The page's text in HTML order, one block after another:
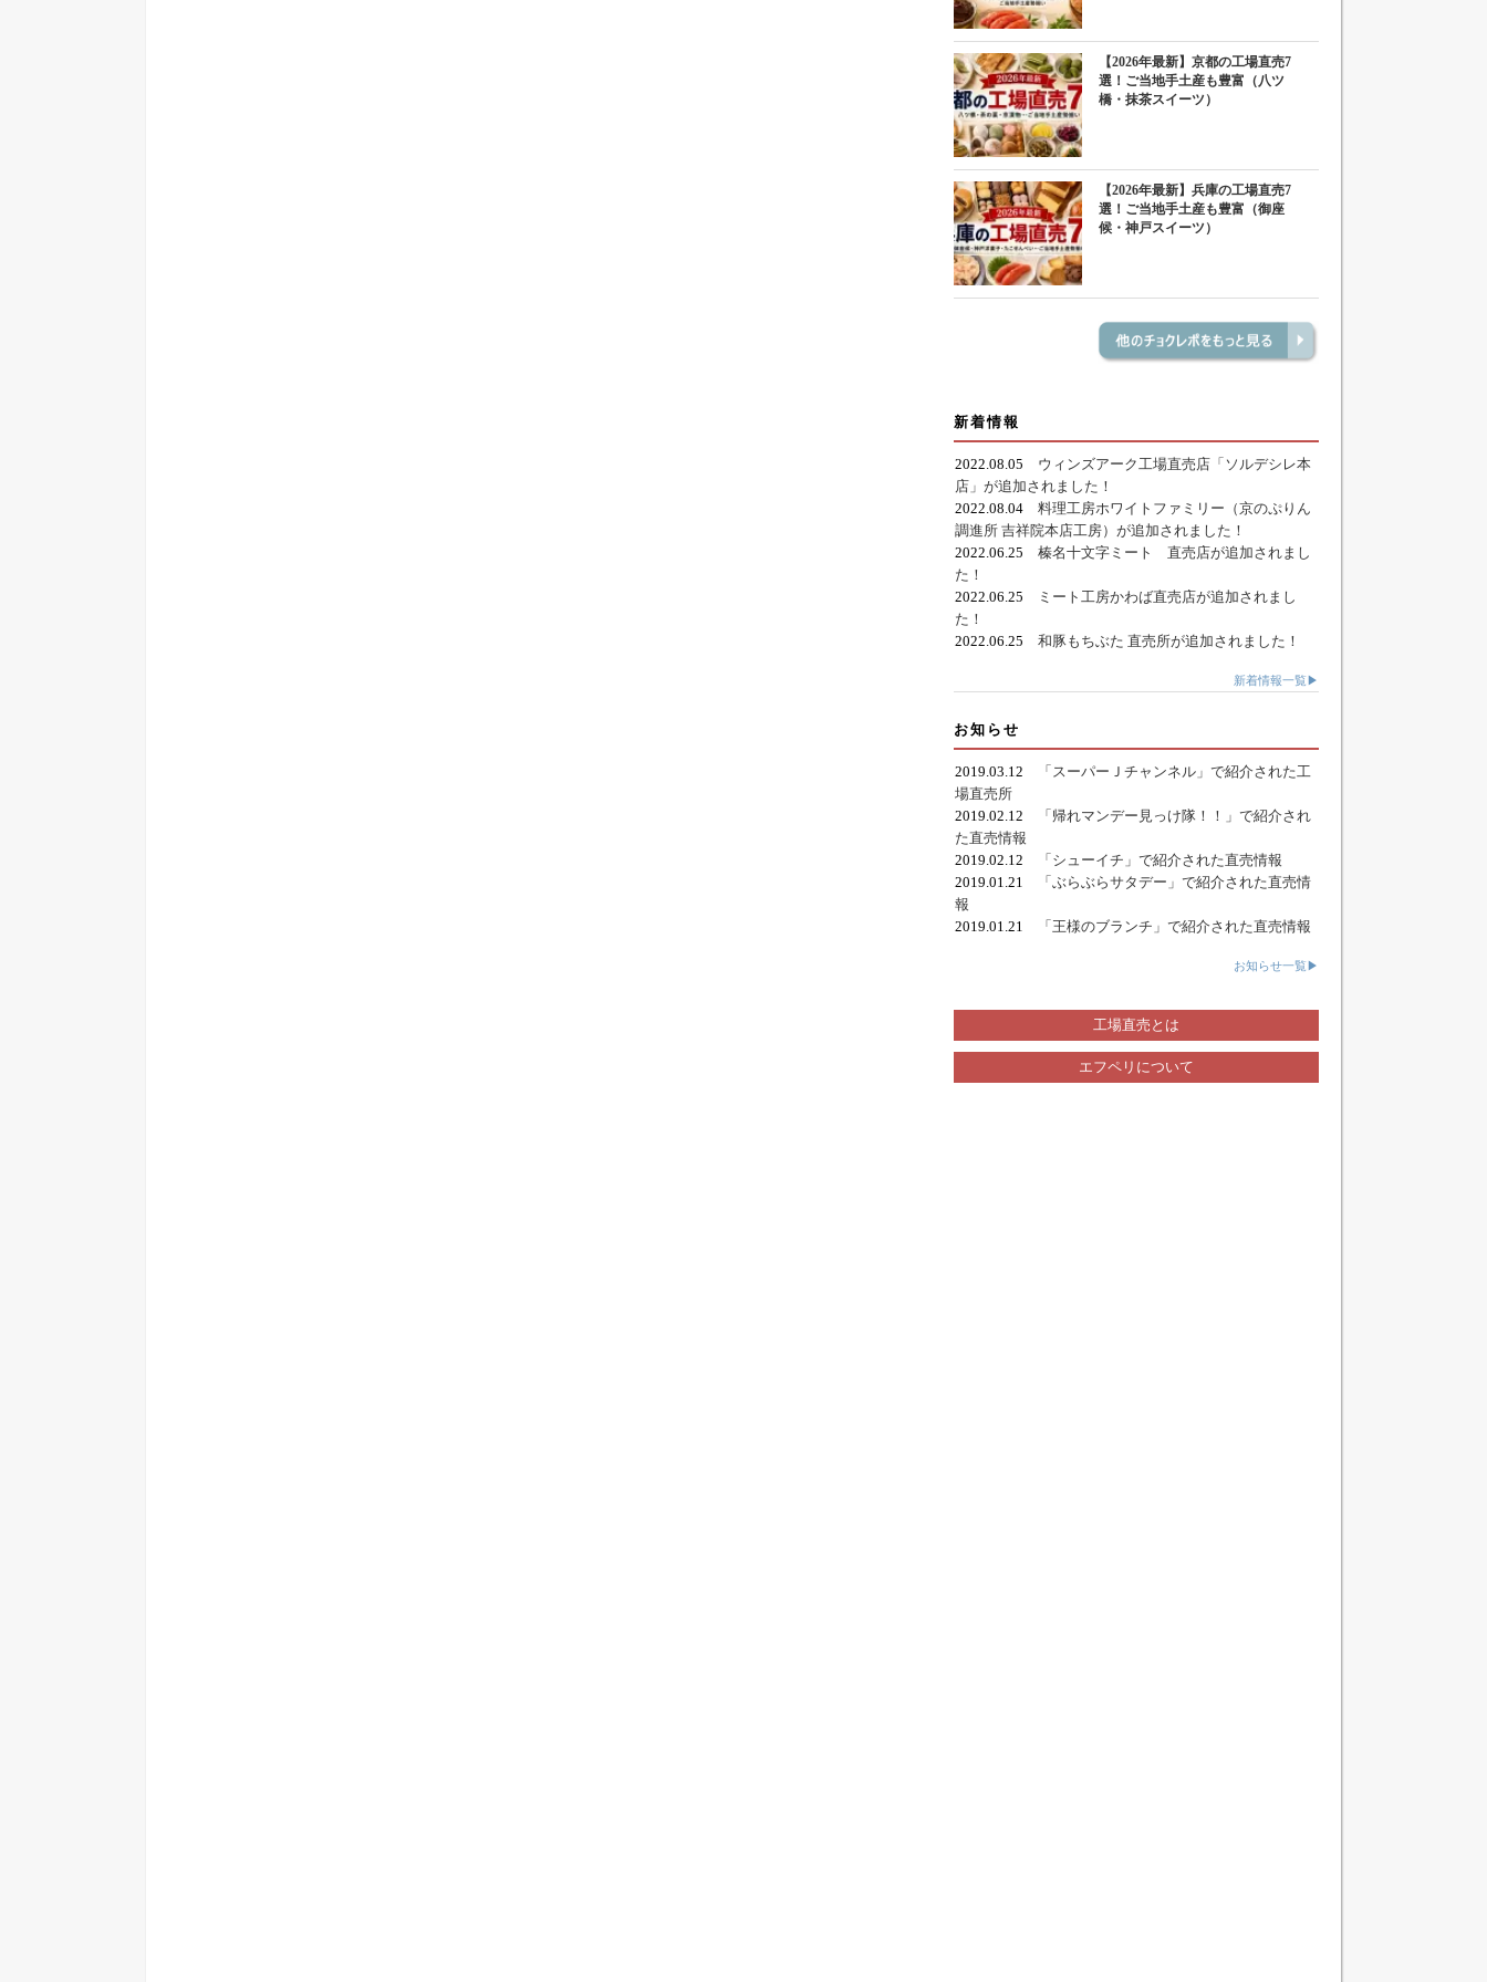
【2026年最新】京都の工場直売7
選！ご当地手土産も豊富（八ツ
橋・抹茶スイーツ）
【2026年最新】兵庫の工場直売7
選！ご当地手土産も豊富（御座
候・神戸スイーツ）
新着情報
2022.08.05 ウィンズアーク工場直売店「ソルデシレ本
店」が追加されました！
2022.08.04 料理工房ホワイトファミリー（京のぷりん
調進所 吉祥院本店工房）が追加されました！
2022.06.25 榛名十文字ミート 直売店が追加されまし
た！
2022.06.25
ミート工房かわば直売店が追加されまし
た！
2022.06.25 和豚もちぶた 直売所が追加されました！
新着情報一覧▶
お知らせ
2019.03.12
「スーパーＪチャンネル」で紹介された工
場直売所
2019.02.12
「帰れマンデー見っけ隊！！」で紹介され
た直売情報
2019.02.12
「シューイチ」で紹介された直売情報
2019.01.21
「ぶらぶらサタデー」で紹介された直売情
報
2019.01.21
「王様のブランチ」で紹介された直売情報
お知らせ一覧▶
工場直売とは
エフペリについて